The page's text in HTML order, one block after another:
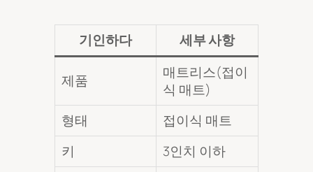
기인하다 세부 사항
제품
매트리스(접이
식 매트)
형태
접이식 매트
키
3인치 이하